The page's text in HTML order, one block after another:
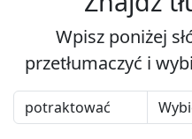
Wpisz poniżej
przetłumaczyć i